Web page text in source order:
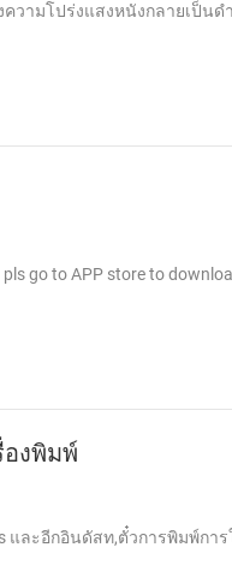
วามโปร่งแสงหนังกลายเป็นด
go to APP store to
องพิมพ์
และอีกอินดัสท,ตั๋วการพิมพ์การ